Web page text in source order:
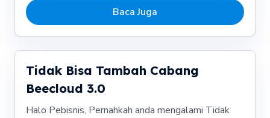
Baca Juga
Tidak Bisa Tambah Cabang
Beecloud 3.0
Halo Pebisnis, Pernahkah anda mengalami Tidak